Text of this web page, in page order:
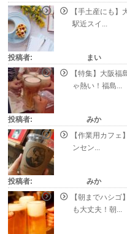
【手土産にも
駅近スイ...
投稿者:
まい
【特集】大阪
ゃ熱い！福島...
投稿者:
みか
【作業用カフェ
ンセン...
投稿者:
みか
【朝までハシ
も大丈夫！朝...